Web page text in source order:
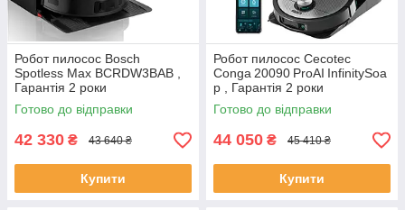
Робот пилосос Bosch
Spotless Max BCRDW3BAB ,
Гарантія 2 роки
Готово до відправки
42 330 ₴ 43 640 ₴
Купити
Робот пилосос Cecotec
Conga 20090 ProAI InfinitySoa
p , Гарантія 2 роки
Готово до відправки
44 050 ₴ 45 410 ₴
Купити